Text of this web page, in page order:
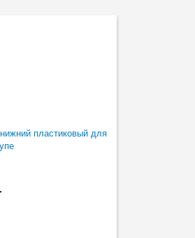
пластиковый для